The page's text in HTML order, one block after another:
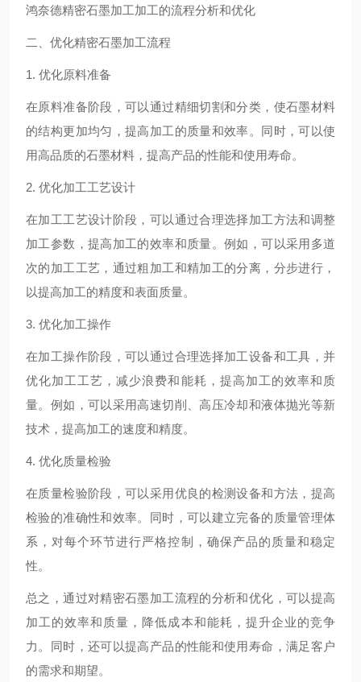
鸿奈德精密石墨加工加工的流程分析和优化
二、优化精密石墨加工流程
1. 优化原料准备
在原料准备阶段，可以通过精细切割和分类，使石墨材料
的结构更加均匀，提高加工的质量和效率。同时，可以使
用高品质的石墨材料，提高产品的性能和使用寿命。
2. 优化加工工艺设计
在加工工艺设计阶段，可以通过合理选择加工方法和调整
加工参数，提高加工的效率和质量。例如，可以采用多道
次的加工工艺，通过粗加工和精加工的分离，分步进行，
以提高加工的精度和表面质量。
3. 优化加工操作
在加工操作阶段，可以通过合理选择加工设备和工具，并
优化加工工艺，减少浪费和能耗，提高加工的效率和质
量。例如，可以采用高速切削、高压冷却和液体抛光等新
技术，提高加工的速度和精度。
4. 优化质量检验
在质量检验阶段，可以采用优良的检测设备和方法，提高
检验的准确性和效率。同时，可以建立完备的质量管理体
系，对每个环节进行严格控制，确保产品的质量和稳定
性。
总之，通过对精密石墨加工流程的分析和优化，可以提高
加工的效率和质量，降低成本和能耗，提升企业的竞争
力。同时，还可以提高产品的性能和使用寿命，满足客户
的需求和期望。